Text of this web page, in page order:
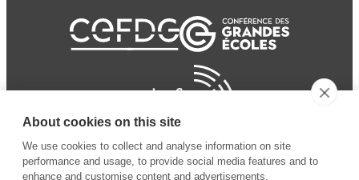
About cookies on this site
We use cookies to collect and analyse information on site
performance and usage, to provide social media features and to
enhance and customise content and advertisements.